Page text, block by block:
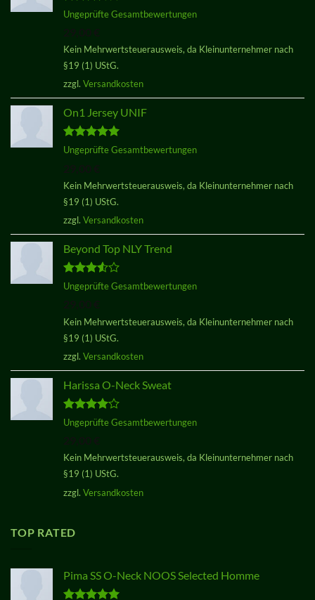
Bewertet
Ungeprüfte Gesamtbewertungen
Kein Mehrwertsteuerausweis, da Kleinunternehmer nach
§19 (1) UStG.
zzgl. Versandkosten
On1 Jersey UNIF
Bewertet
Ungeprüfte Gesamtbewertungen
Kein Mehrwertsteuerausweis, da Kleinunternehmer nach
§19 (1) UStG.
zzgl. Versandkosten
Beyond Top NLY Trend
Bewertet
Ungeprüfte Gesamtbewertungen
Kein Mehrwertsteuerausweis, da Kleinunternehmer nach
§19 (1) UStG.
zzgl. Versandkosten
Harissa O-Neck Sweat
Bewertet
Ungeprüfte Gesamtbewertungen
Kein Mehrwertsteuerausweis, da Kleinunternehmer nach
§19 (1) UStG.
zzgl. Versandkosten
TOP RATED
Pima SS O-Neck NOOS Selected Homme